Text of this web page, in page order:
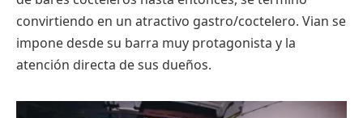
convirtiendo en un atractivo gastro/coctelero. Vian se
impone desde su barra muy protagonista y la
atención directa de sus dueños.